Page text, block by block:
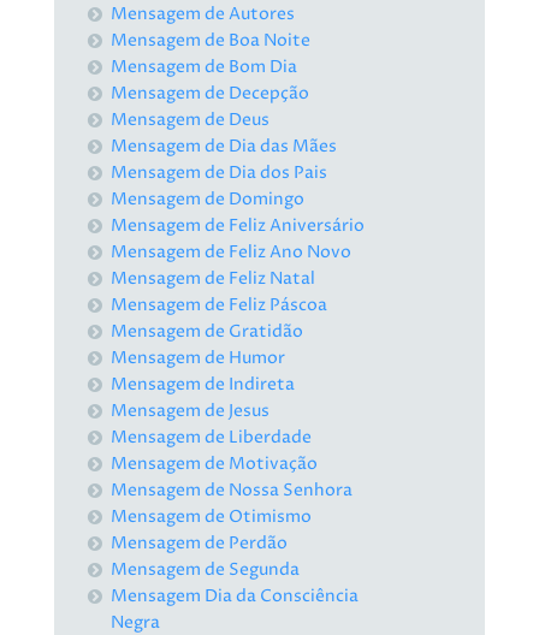
Mensagem de Autores
Mensagem de Boa Noite
Mensagem de Bom Dia
Mensagem de Decepção
Mensagem de Deus
Mensagem de Dia das Mães
Mensagem de Dia dos Pais
Mensagem de Domingo
Mensagem de Feliz Aniversário
Mensagem de Feliz Ano Novo
Mensagem de Feliz Natal
Mensagem de Feliz Páscoa
Mensagem de Gratidão
Mensagem de Humor
Mensagem de Indireta
Mensagem de Jesus
Mensagem de Liberdade
Mensagem de Motivação
Mensagem de Nossa Senhora
Mensagem de Otimismo
Mensagem de Perdão
Mensagem de Segunda
Mensagem Dia da Consciência
Negra